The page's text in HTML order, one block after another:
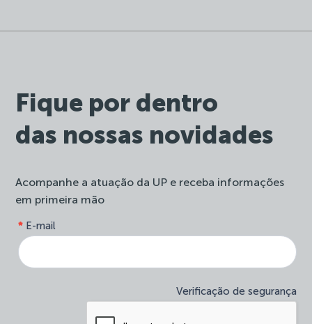
Fique por dentro
das nossas novidades
Acompanhe a atuação da UP e receba informações
em primeira mão
site-
newsletter
E-mail
*
Verificação de segurança
você
é
humano,
este
campo